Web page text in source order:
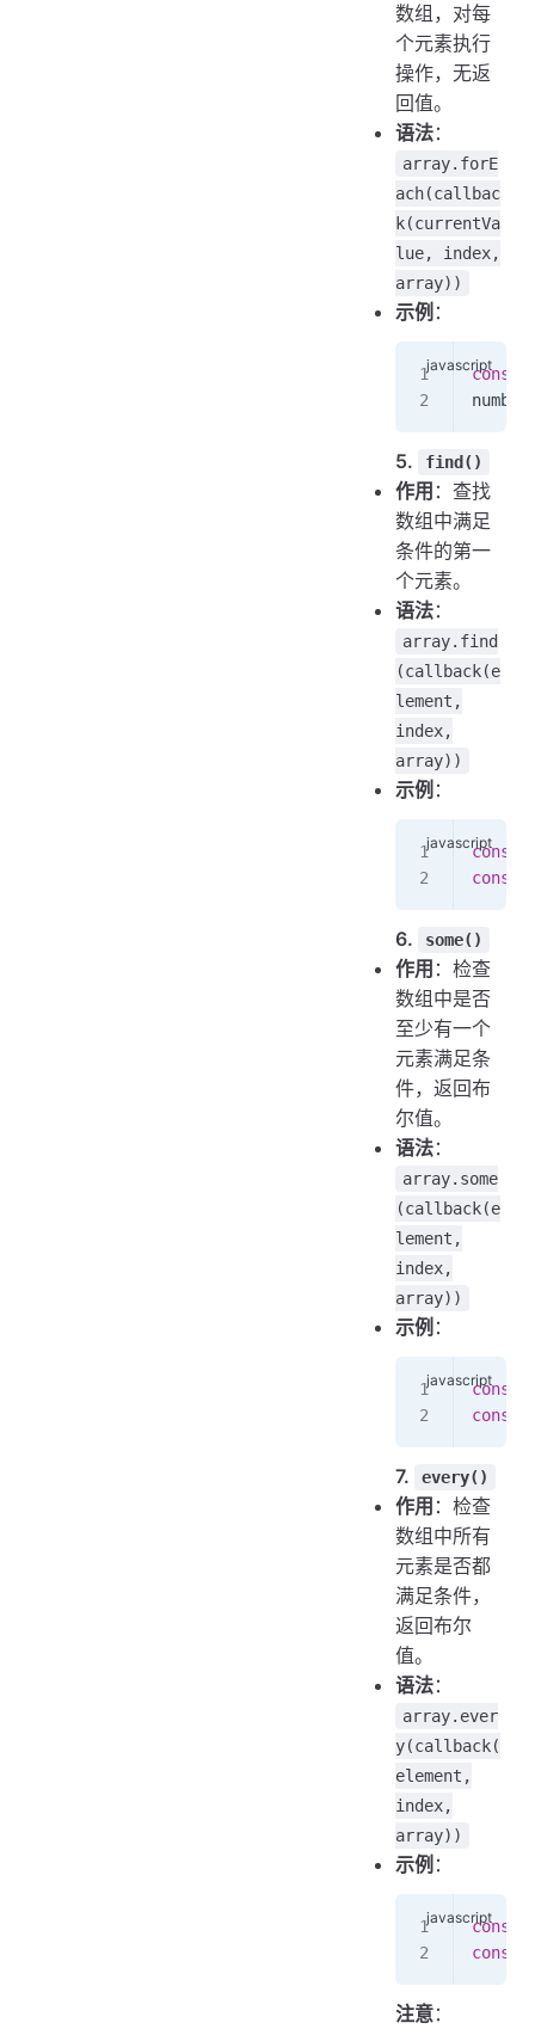
数组，对每
个元素执行
操作，无返
回值。
语法：
array.forE
ach(callbac
k(currentVa
lue, index,
array))
示例 ：
const
5. find()
作用 ：查找
数组中满足
条件的第一
个元素。
语法：
array.find
(callback(e
lement,
index,
array))
示例 ：
const
const
6. some()
作用 ：检查
数组中是否
至少有一个
元素满足条
件，返回布
尔值。
语法：
array.some
(callback(e
lement,
index,
array))
示例 ：
const
const
7. every()
作用 ：检查
数组中所有
元素是否都
满足条件，
返回布尔
值。
语法：
array.ever
y(callback(
element,
index,
array))
示例 ：
const
const
注意：